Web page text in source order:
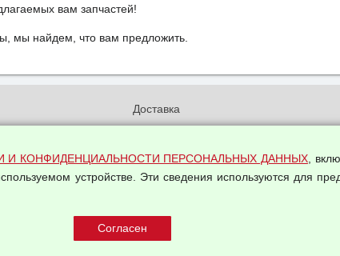
вам запчастей!
мы найдем, что вам предложить.
Доставка
Оплата и возвраты
Арендодателям
И КОНФИДЕНЦИАЛЬНОСТИ ПЕРСОНАЛЬНЫХ ДАННЫХ,
устройстве. Эти сведения используются для